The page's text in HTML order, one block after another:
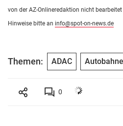
von der AZ-Onlineredaktion nicht
Hinweise bitte an info@spot-on-news.de
Themen: ADAC
0